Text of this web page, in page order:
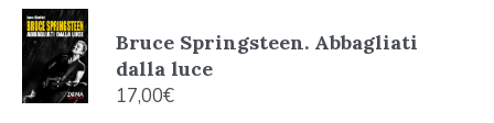
Bruce Springsteen. Abbagliati
dalla luce
17,00€